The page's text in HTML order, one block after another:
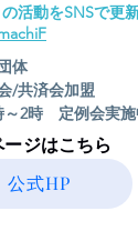
活動をSNSで更
体
/共済会加盟
～2時 定例会実施
ジはこちら
公式HP